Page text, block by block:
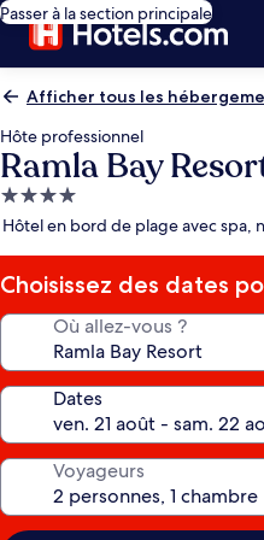
Passer à la section principale
Afficher tous les
Hôte professionnel
Ramla Bay
Hébergement
4.0 étoiles
Hôtel en bord de plage avec spa,
Choisissez des dates
Où allez-vous ?
Dates
Voyageurs